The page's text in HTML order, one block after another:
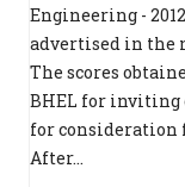
Engineering -
advertised in the
The scores
BHEL for inviting
for consideration
After...